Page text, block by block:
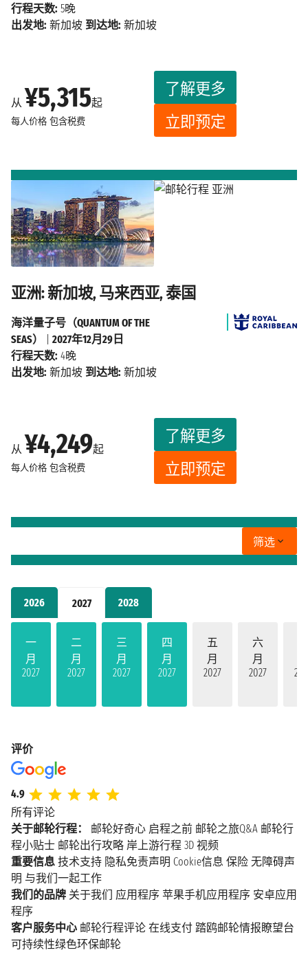
2026 2027 2028
一
月
2027
二
月
2027
三
月
2027
四
月
2027
五
月
2027
六
月
2027
从 ¥5,315起
每人价格 包含税费
了解更多
立即预定
行程天数: 5晚
出发地: 新加坡 到达地: 新加坡
亚洲: 新加坡, 马来西亚, 泰国
从 ¥4,249起
每人价格 包含税费
了解更多
立即预定
海洋量子号（QUANTUM OF THE
SEAS）
2027年12月29日
行程天数: 4晚
出发地: 新加坡 到达地: 新加坡
筛选
评价
4.9
所有评论
关于邮轮行程：
邮轮好奇心 启程之前 邮轮之旅Q&A 邮轮行
程小贴士 邮轮出行攻略 岸上游行程 3D 视频
重要信息 技术支持 隐私免责声明 Cookie信息 保险 无障碍声
明 与我们一起工作
我们的品牌 关于我们 应用程序 苹果手机应用程序 安卓应用
程序
客户服务中心 邮轮行程评论 在线支付 踏鸥邮轮情报瞭望台
可持续性绿色环保邮轮